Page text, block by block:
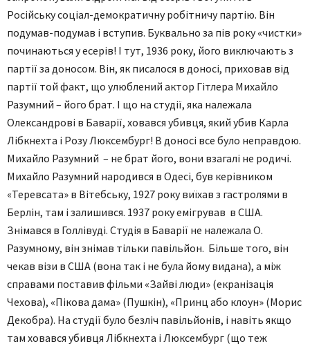
Російську соціал-демократичну робітничу партію. Він
подумав-подумав і вступив. Буквально за пів року «чистки»
починаються у есерів! І тут, 1936 року, його виключають з
партії за доносом. Він, як писалося в доносі, приховав від
партії той факт, що улюблений актор Гітлера Михайло
Разумний – його брат. І що на студії, яка належала
Олександрові в Баварії, ховався убивця, який убив Карла
Лібкнехта і Розу Люксембург! В доносі все було неправдою.
Михайло Разумний – не брат його, вони взагалі не родичі.
Михайло Разумний народився в Одесі, був керівником
«Теревсата» в Вітебську, 1927 року виїхав з гастролями в
Берлін, там і залишився. 1937 року емігрував в США.
Знімався в Голлівуді. Студія в Баварії не належала О.
Разумному, він знімав тільки павільйон. Більше того, він
чекав візи в США (вона так і не була йому видана), а між
справами поставив фільми «Зайві люди» (екранізація
Чехова), «Пікова дама» (Пушкін), «Принц або клоун» (Морис
Декобра). На студії було безліч павільйонів, і навіть якщо
там ховався убивця Лібкнехта і Люксембург (що теж